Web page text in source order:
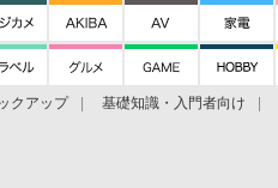
クアップ 基礎知識・入門者向け